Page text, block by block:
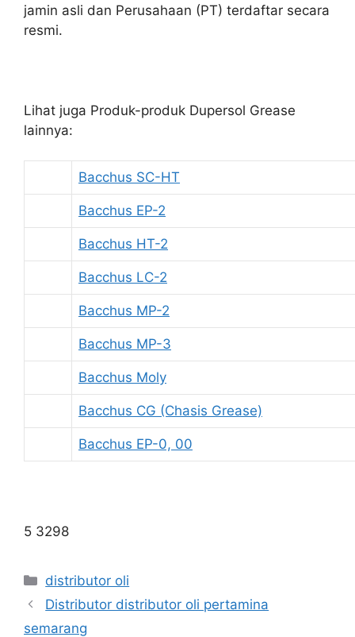
jamin asli dan Perusahaan (PT) terdaftar secara
resmi.
Lihat juga Produk-produk Dupersol Grease
lainnya:
Bacchus SC-HT
Bacchus EP-2
Bacchus HT-2
Bacchus LC-2
Bacchus MP-2
Bacchus MP-3
Bacchus Moly
Bacchus CG (Chasis Grease)
Bacchus EP-0, 00
5 3298
distributor oli
Distributor distributor oli pertamina
semarang